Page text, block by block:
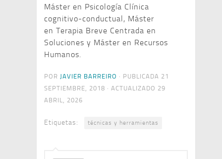
Máster en Psicología Clínica
cognitivo-conductual, Máster
en Terapia Breve Centrada en
Soluciones y Máster en Recursos
Humanos.
POR JAVIER BARREIRO · PUBLICADA 21
SEPTIEMBRE, 2018 · ACTUALIZADO 29
ABRIL, 2026
Etiquetas: técnicas y herramientas